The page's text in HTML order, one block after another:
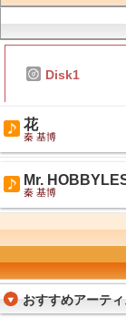
Disk1
花
秦 基博
Mr.
秦 基博
おすすめアーテ